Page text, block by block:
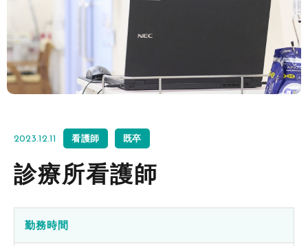
2023.12.11 看護師 既卒
診療所看護師
勤務時間